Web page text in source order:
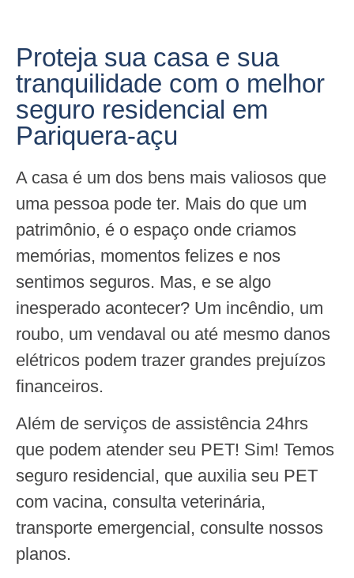
Proteja sua casa e sua
tranquilidade com o melhor
seguro residencial em
Pariquera-açu
A casa é um dos bens mais valiosos que
uma pessoa pode ter. Mais do que um
patrimônio, é o espaço onde criamos
memórias, momentos felizes e nos
sentimos seguros. Mas, e se algo
inesperado acontecer? Um incêndio, um
roubo, um vendaval ou até mesmo danos
elétricos podem trazer grandes prejuízos
financeiros.
Além de serviços de assistência 24hrs
que podem atender seu PET! Sim! Temos
seguro residencial, que auxilia seu PET
com vacina, consulta veterinária,
transporte emergencial, consulte nossos
planos.